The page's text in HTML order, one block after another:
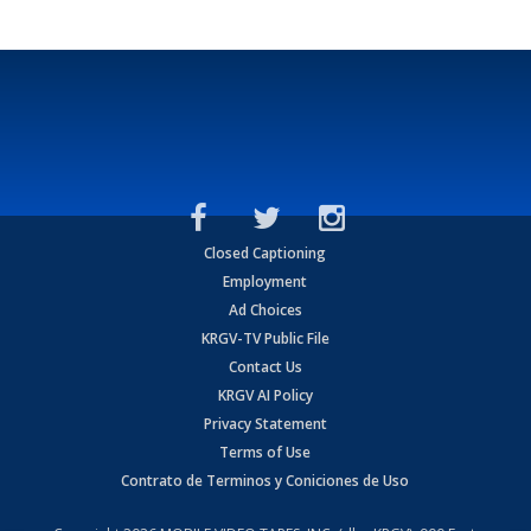
Closed Captioning
Employment
Ad Choices
KRGV-TV Public File
Contact Us
KRGV AI Policy
Privacy Statement
Terms of Use
Contrato de Terminos y Coniciones de Uso